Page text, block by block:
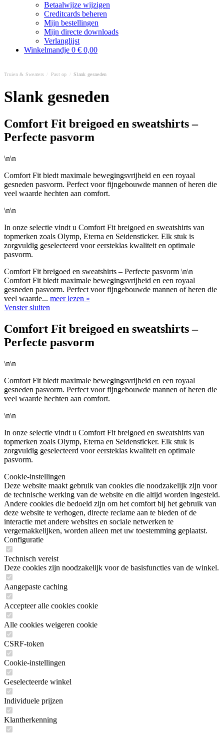
Betaalwijze wijzigen
Creditcards beheren
Mijn bestellingen
Mijn directe downloads
Verlanglijst
Winkelmandje 0 € 0,00
Truien & Sweaters Past op Slank gesneden
Slank gesneden
Comfort Fit breigoed en sweatshirts –
Perfecte pasvorm
\n\n
Comfort Fit biedt maximale bewegingsvrijheid en een royaal
gesneden pasvorm. Perfect voor fijngebouwde mannen of heren die
veel waarde hechten aan comfort.
\n\n
In onze selectie vindt u Comfort Fit breigoed en sweatshirts van
topmerken zoals Olymp, Eterna en Seidensticker. Elk stuk is
zorgvuldig geselecteerd voor eersteklas kwaliteit en optimale
pasvorm.
Comfort Fit breigoed en sweatshirts – Perfecte pasvorm \n\n
Comfort Fit biedt maximale bewegingsvrijheid en een royaal
gesneden pasvorm. Perfect voor fijngebouwde mannen of heren die
veel waarde... meer lezen »
Venster sluiten
Comfort Fit breigoed en sweatshirts –
Perfecte pasvorm
\n\n
Comfort Fit biedt maximale bewegingsvrijheid en een royaal
gesneden pasvorm. Perfect voor fijngebouwde mannen of heren die
veel waarde hechten aan comfort.
\n\n
In onze selectie vindt u Comfort Fit breigoed en sweatshirts van
topmerken zoals Olymp, Eterna en Seidensticker. Elk stuk is
zorgvuldig geselecteerd voor eersteklas kwaliteit en optimale
pasvorm.
Cookie-instellingen
Deze website maakt gebruik van cookies die noodzakelijk zijn voor
de technische werking van de website en die altijd worden ingesteld.
Andere cookies die bedoeld zijn om het comfort bij het gebruik van
deze website te verhogen, directe reclame aan te bieden of de
interactie met andere websites en sociale netwerken te
vergemakkelijken, worden alleen met uw toestemming geplaatst.
Configuratie
Technisch vereist
Deze cookies zijn noodzakelijk voor de basisfuncties van de winkel.
Aangepaste caching
Accepteer alle cookies cookie
Alle cookies weigeren cookie
CSRF-token
Cookie-instellingen
Geselecteerde winkel
Individuele prijzen
Klantherkenning